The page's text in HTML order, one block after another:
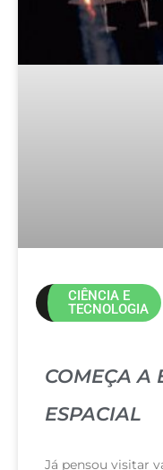
CIÊNCIA E
TECNOLOGIA
COMEÇA A
ESPACIAL
Já pensou visitar